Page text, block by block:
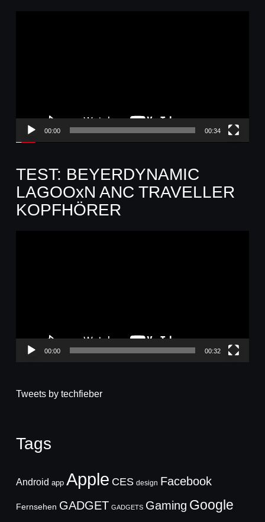
00:00 00:34
TEST: BEYERDYNAMIC
LAGOOxN ANC TRAVELLER
KOPFHÖRER
00:00 00:32
Tweets by techfieber
Tags
Android app Apple CES design Facebook
Fernsehen GADGET GADGETS Gaming Google